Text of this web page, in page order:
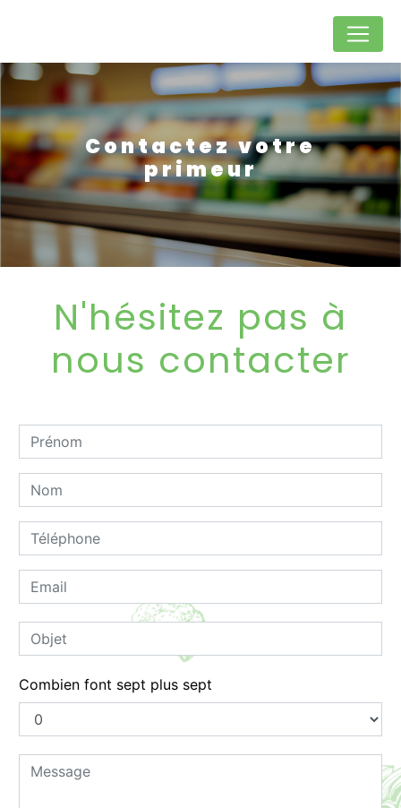
Contactez votre
primeur
N'hésitez pas à
nous contacter
Combien font sept plus sept